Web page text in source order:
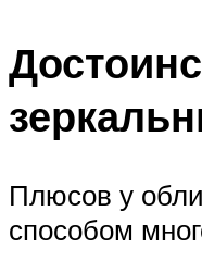
Плюсов у
способом